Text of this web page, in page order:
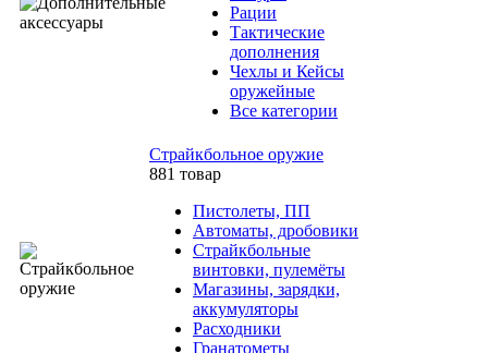
Рации
Тактические
дополнения
Чехлы и Кейсы
оружейные
Все категории
Страйкбольное оружие
881 товар
Пистолеты, ПП
Автоматы, дробовики
Страйкбольные
винтовки, пулемёты
Магазины, зарядки,
аккумуляторы
Расходники
Гранатометы